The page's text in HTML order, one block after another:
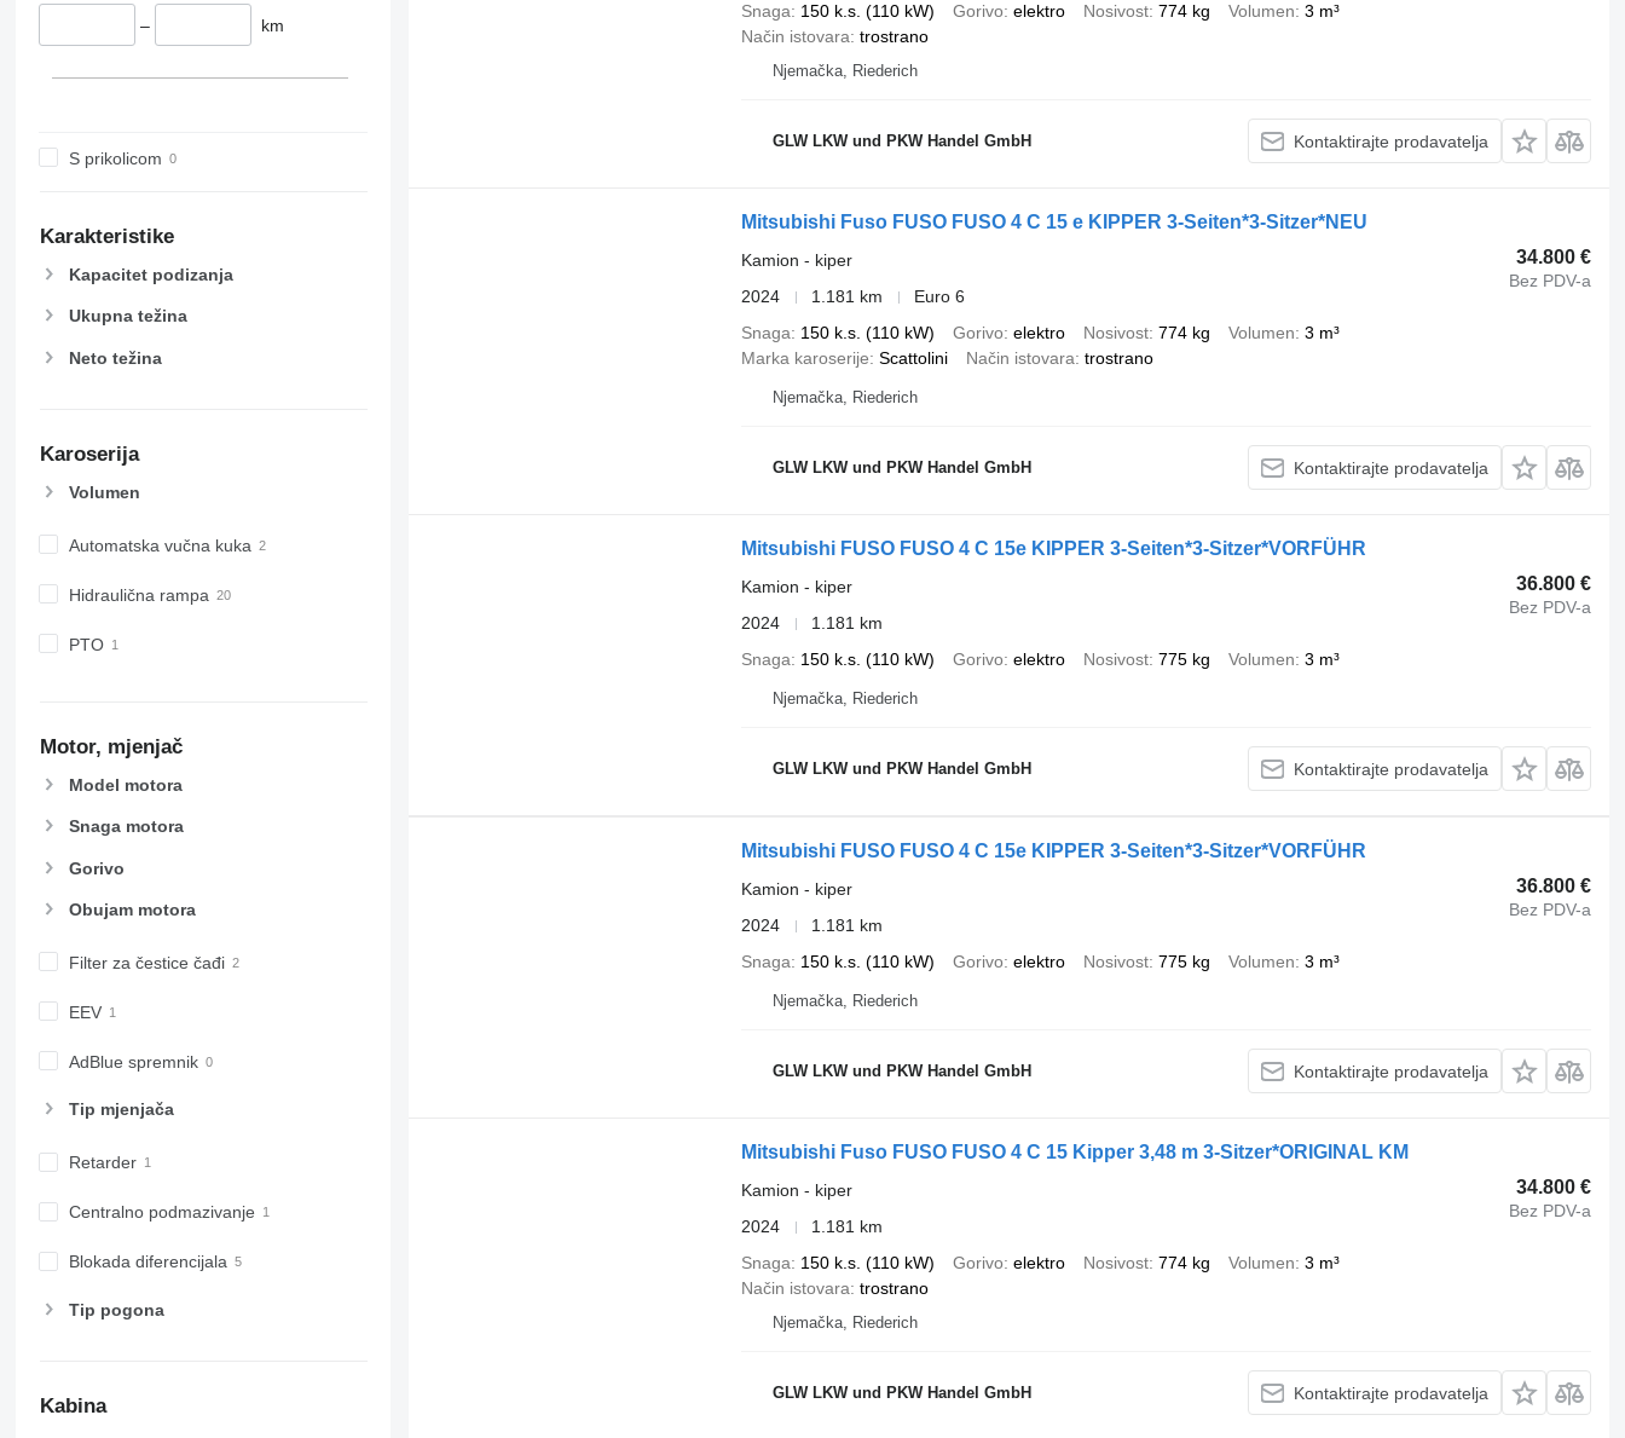
– km
S prikolicom
Karakteristike
Kapacitet podizanja
Ukupna težina
Neto težina
Karoserija
Volumen
Automatska vučna kuka
Hidraulična rampa
PTO
Motor, mjenjač
Model motora
Snaga motora
Gorivo
Obujam motora
Filter za čestice čađi
EEV
AdBlue spremnik
Tip mјenjača
Retarder
Centralno podmazivanje
Blokada diferencijala
Tip pogona
Kabina
Snaga
150 k.s. (110 kW) Gorivo elektro Nosivost 774 kg Volumen 3 m³
Način istovara trostrano
Njemačka, Riederich
GLW LKW und PKW Handel GmbH Kontaktirajte prodavatelja
Mitsubishi Fuso FUSO FUSO 4 C 15 e KIPPER 3-Seiten*3-Sitzer*NEU
34.800 €
Bez PDV-a
Kamion - kiper
2024
1.181 km
Euro 6
Snaga
150 k.s. (110 kW) Gorivo elektro Nosivost 774 kg Volumen 3 m³
Marka karoserije Scattolini Način istovara trostrano
Njemačka, Riederich
GLW LKW und PKW Handel GmbH Kontaktirajte prodavatelja
Mitsubishi FUSO FUSO 4 C 15e KIPPER 3-Seiten*3-Sitzer*VORFÜHR
36.800 €
Bez PDV-a
Kamion - kiper
2024
1.181 km
Snaga
150 k.s. (110 kW) Gorivo elektro Nosivost 775 kg Volumen 3 m³
Njemačka, Riederich
GLW LKW und PKW Handel GmbH Kontaktirajte prodavatelja
Mitsubishi FUSO FUSO 4 C 15e KIPPER 3-Seiten*3-Sitzer*VORFÜHR
36.800 €
Bez PDV-a
Kamion - kiper
2024
1.181 km
Snaga
150 k.s. (110 kW) Gorivo elektro Nosivost 775 kg Volumen 3 m³
Njemačka, Riederich
GLW LKW und PKW Handel GmbH Kontaktirajte prodavatelja
Mitsubishi Fuso FUSO FUSO 4 C 15 Kipper 3,48 m 3-Sitzer*ORIGINAL KM
34.800 €
Bez PDV-a
Kamion - kiper
2024
1.181 km
Snaga
150 k.s. (110 kW) Gorivo elektro Nosivost 774 kg Volumen 3 m³
Način istovara trostrano
Njemačka, Riederich
GLW LKW und PKW Handel GmbH Kontaktirajte prodavatelja